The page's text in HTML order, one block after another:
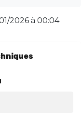
avec un taux
2026 à 00:04